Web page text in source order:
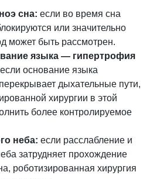
сна: если во время сна
или значительно
может быть рассмотрен.
языка — гипертрофия
если основание языка
дыхательные пути,
хирургии в этой
более контролируемое
неба: если расслабление и
затрудняет прохождение
роботизированная хирургия